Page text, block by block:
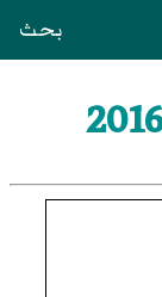
بحث